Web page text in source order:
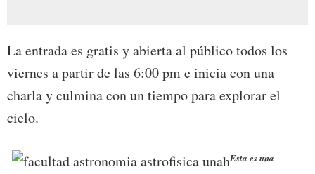
La entrada es gratis y abierta al público todos los
viernes a partir de las 6:00 pm e inicia con una
charla y culmina con un tiempo para explorar el
cielo.
Esta es una